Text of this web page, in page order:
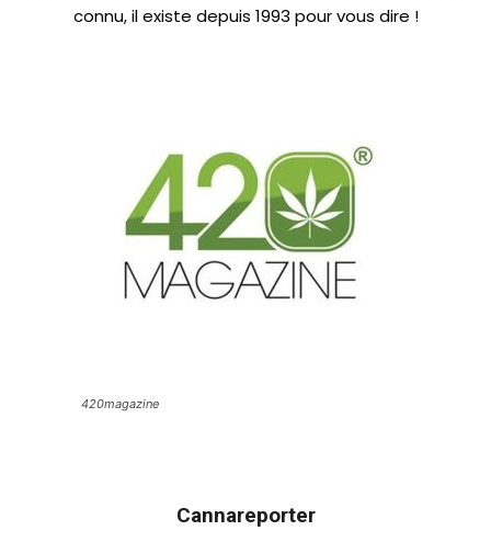
connu, il existe depuis 1993 pour vous dire !
420magazine
Cannareporter